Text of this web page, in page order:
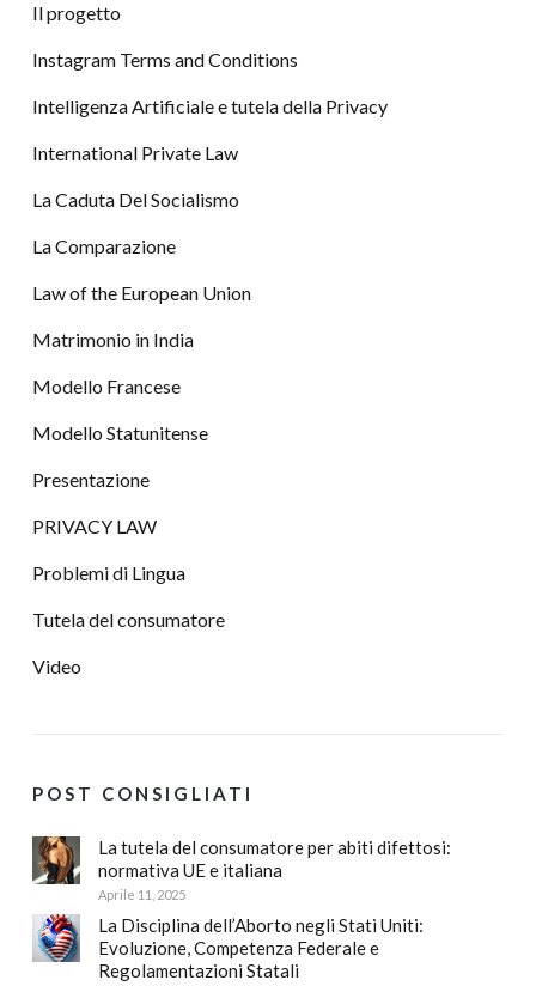
Il progetto
Instagram Terms and Conditions
Intelligenza Artificiale e tutela della Privacy
International Private Law
La Caduta Del Socialismo
La Comparazione
Law of the European Union
Matrimonio in India
Modello Francese
Modello Statunitense
Presentazione
PRIVACY LAW
Problemi di Lingua
Tutela del consumatore
Video
POST CONSIGLIATI
La tutela del consumatore per abiti difettosi:
normativa UE e italiana
Aprile 11, 2025
La Disciplina dell’Aborto negli Stati Uniti:
Evoluzione, Competenza Federale e
Regolamentazioni Statali